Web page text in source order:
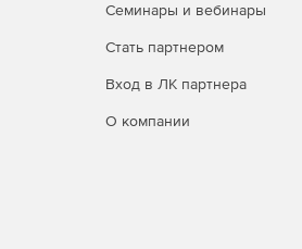
Семинары и вебинары
Стать партнером
Вход в ЛК партнера
О компании